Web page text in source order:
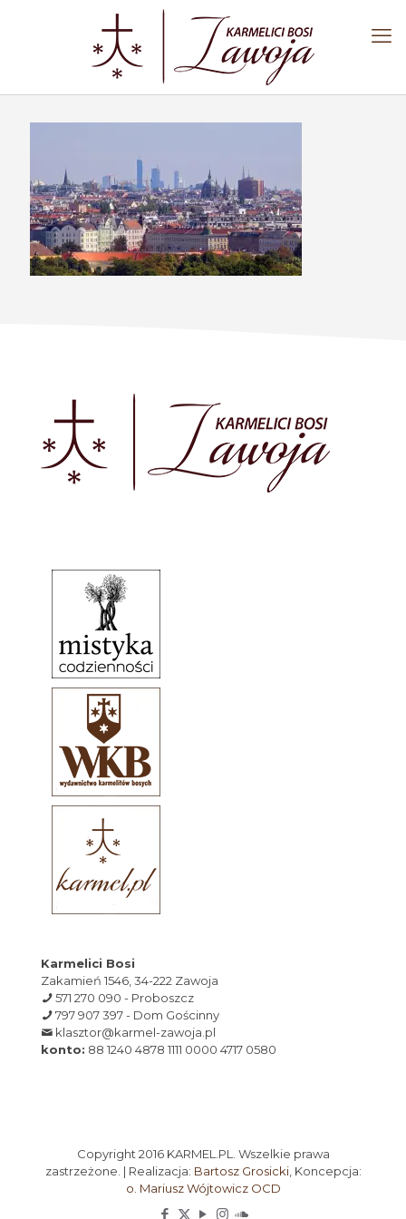
Karmelici Bosi
Zakamień 1546, 34-222 Zawoja
571 270 090 - Proboszcz
797 907 397 - Dom Gościnny
klasztor@karmel-zawoja.pl
konto: 88 1240 4878 1111 0000 4717 0580
Copyright 2016 KARMEL.PL. Wszelkie prawa
zastrzeżone. | Realizacja: Bartosz Grosicki, Koncepcja:
o. Mariusz Wójtowicz OCD